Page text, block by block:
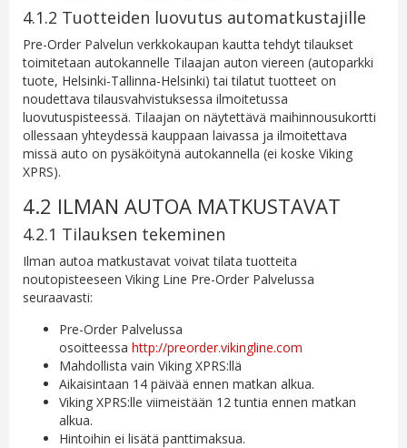
4.1.2 Tuotteiden luovutus automatkustajille
Pre-Order Palvelun verkkokaupan kautta tehdyt tilaukset
toimitetaan autokannelle Tilaajan auton viereen (autoparkki
tuote, Helsinki-Tallinna-Helsinki) tai tilatut tuotteet on
noudettava tilausvahvistuksessa ilmoitetussa
luovutuspisteessä. Tilaajan on näytettävä maihinnousukortti
ollessaan yhteydessä kauppaan laivassa ja ilmoitettava
missä auto on pysäköitynä autokannella (ei koske Viking
XPRS).
4.2 ILMAN AUTOA MATKUSTAVAT
4.2.1 Tilauksen tekeminen
Ilman autoa matkustavat voivat tilata tuotteita
noutopisteeseen Viking Line Pre-Order Palvelussa
seuraavasti:
Pre-Order Palvelussa
osoitteessa http://preorder.vikingline.com
Mahdollista vain Viking XPRS:llä
Aikaisintaan 14 päivää ennen matkan alkua.
Viking XPRS:lle viimeistään 12 tuntia ennen matkan
alkua.
Hintoihin ei lisätä panttimaksua.